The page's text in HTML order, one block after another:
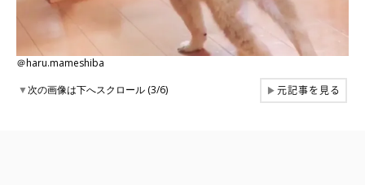
＠haru.mameshiba
▼次の画像は下へスクロール (3/6) ▶元記事を見る